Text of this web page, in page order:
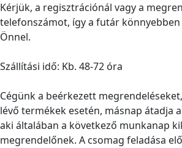
Kérjük, a regisztrációnál vagy a
telefonszámot, így a futár
Önnel.
Szállítási idő: Kb. 48-72 óra
Cégünk a beérkezett
lévő termékek esetén, másnap átadja
aki általában a következő munkanap
megrendelőnek. A csomag feladása